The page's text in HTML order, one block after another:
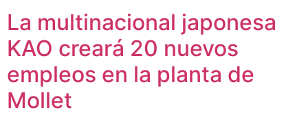
La multinacional japonesa
KAO creará 20 nuevos
empleos en la planta de
Mollet